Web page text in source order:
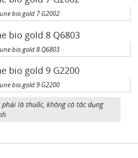
bio gold 7 G2002
bio gold 8 Q6803
bio gold 9 G2200
là thuốc, không có tác dụng